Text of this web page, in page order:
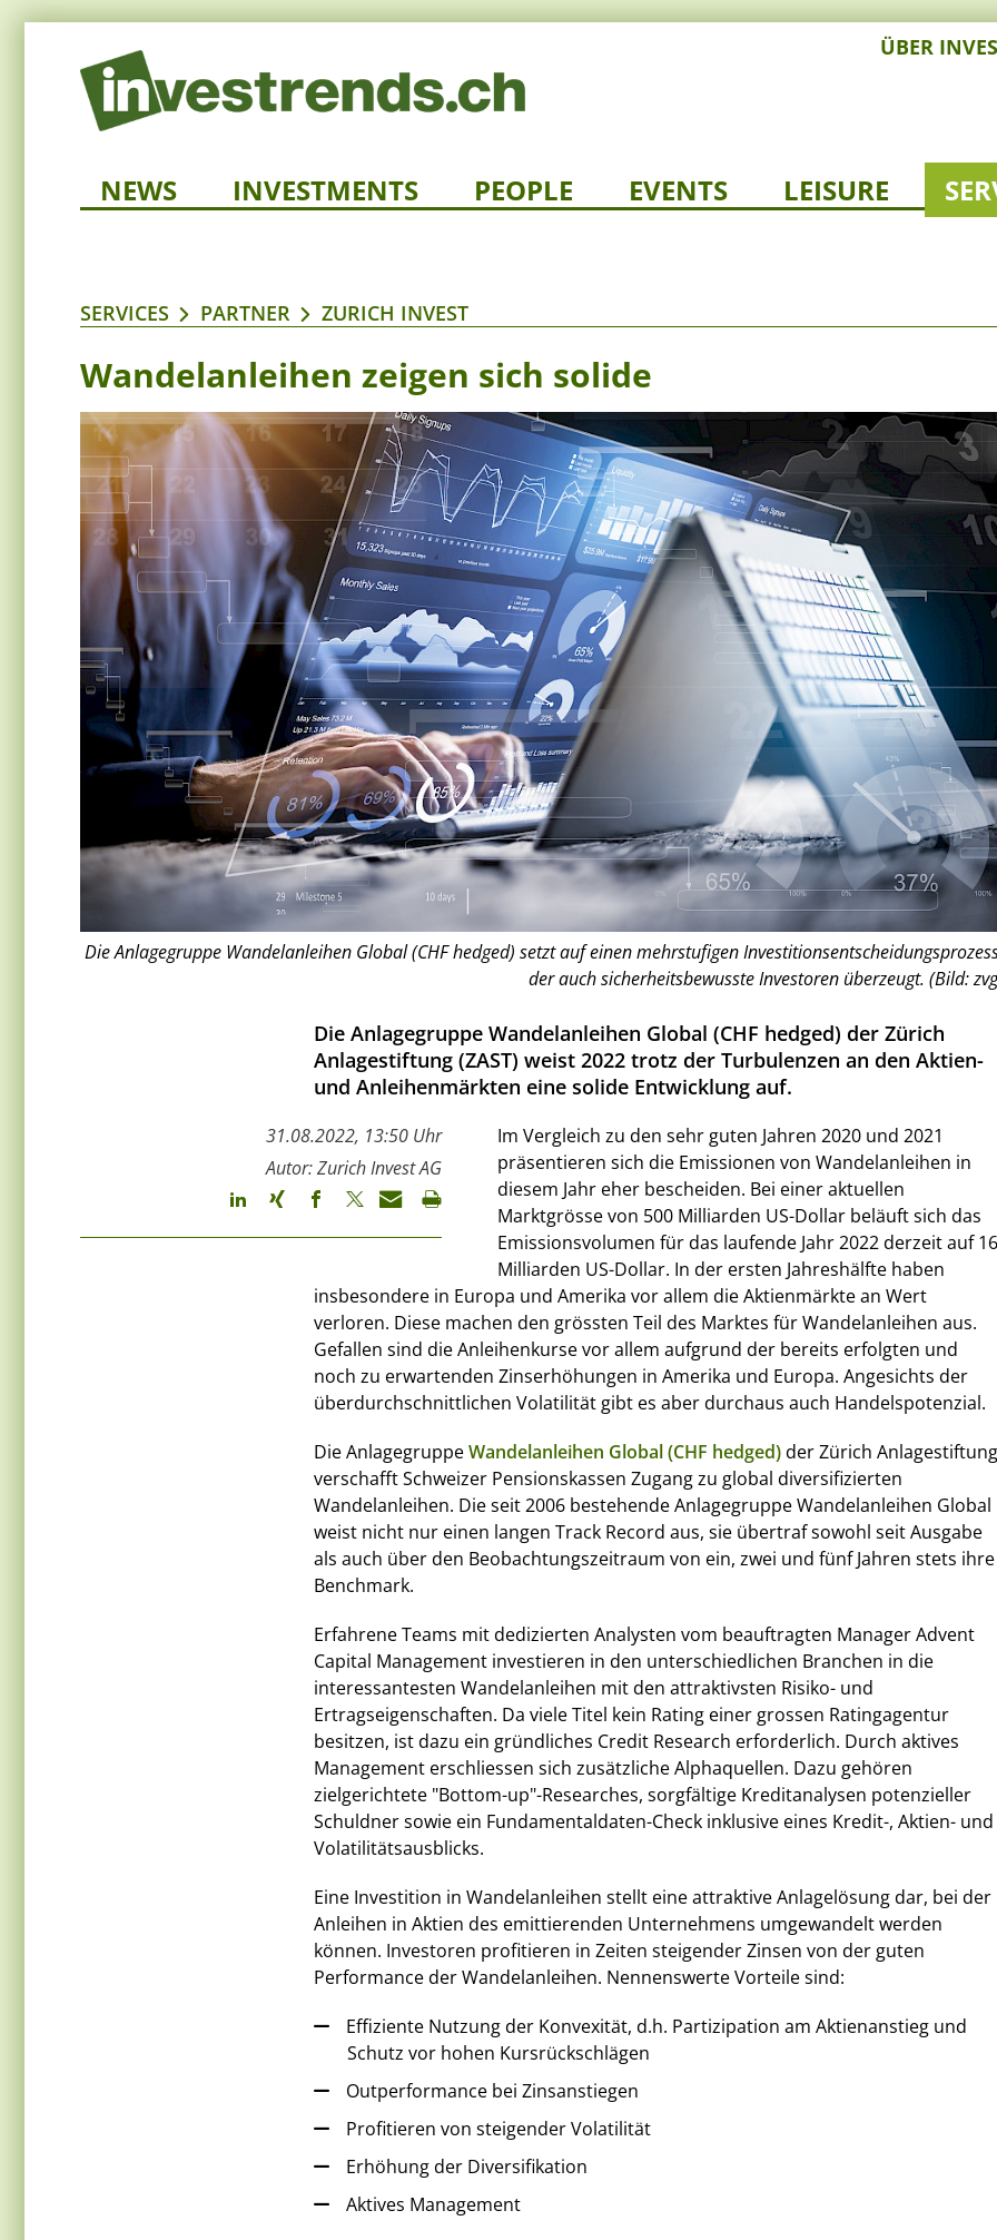
ÜBER
NEWS INVESTMENTS PEOPLE EVENTS LEISURE
SERVICES PARTNER ZURICH INVEST
Wandelanleihen zeigen sich solide
Die Anlagegruppe Wandelanleihen Global (CHF hedged) setzt auf einen mehrstufigen
der auch sicherheitsbewusste Investoren überzeugt. (Bild:
Die Anlagegruppe Wandelanleihen Global (CHF hedged) der Zürich
Anlagestiftung (ZAST) weist 2022 trotz der Turbulenzen an den Aktien-
und Anleihenmärkten eine solide Entwicklung auf.
31.08.2022, 13:50 Uhr
Autor: Zurich Invest AG
Im Vergleich zu den sehr guten Jahren 2020 und 2021
präsentieren sich die Emissionen von Wandelanleihen in
diesem Jahr eher bescheiden. Bei einer aktuellen
Marktgrösse von 500 Milliarden US-Dollar beläuft sich das
Emissionsvolumen für das laufende Jahr 2022 derzeit auf 16
Milliarden US-Dollar. In der ersten Jahreshälfte haben
insbesondere in Europa und Amerika vor allem die Aktienmärkte an Wert
verloren. Diese machen den grössten Teil des Marktes für Wandelanleihen aus.
Gefallen sind die Anleihenkurse vor allem aufgrund der bereits erfolgten und
noch zu erwartenden Zinserhöhungen in Amerika und Europa. Angesichts der
überdurchschnittlichen Volatilität gibt es aber durchaus auch Handelspotenzial.
Die AnlagegruppeWandelanleihen Global (CHF hedged)der Zürich Anlagestiftung
verschafft Schweizer Pensionskassen Zugang zu global diversifizierten
Wandelanleihen. Die seit 2006 bestehende Anlagegruppe Wandelanleihen Global
weist nicht nur einen langen Track Record aus, sie übertraf sowohl seit Ausgabe
als auch über den Beobachtungszeitraum von ein, zwei und fünf Jahren stets ihre
Benchmark.
Erfahrene Teams mit dedizierten Analysten vom beauftragten Manager Advent
Capital Management investieren in den unterschiedlichen Branchen in die
interessantesten Wandelanleihen mit den attraktivsten Risiko- und
Ertragseigenschaften. Da viele Titel kein Rating einer grossen Ratingagentur
besitzen, ist dazu ein gründliches Credit Research erforderlich. Durch aktives
Management erschliessen sich zusätzliche Alphaquellen. Dazu gehören
zielgerichtete "Bottom-up"-Researches, sorgfältige Kreditanalysen potenzieller
Schuldner sowie ein Fundamentaldaten-Check inklusive eines Kredit-, Aktien- und
Volatilitätsausblicks.
Eine Investition in Wandelanleihen stellt eine attraktive Anlagelösung dar, bei der
Anleihen in Aktien des emittierenden Unternehmens umgewandelt werden
können. Investoren profitieren in Zeiten steigender Zinsen von der guten
Performance der Wandelanleihen. Nennenswerte Vorteile sind:
Effiziente Nutzung der Konvexität, d.h. Partizipation am Aktienanstieg und
Schutz vor hohen Kursrückschlägen
Outperformance bei Zinsanstiegen
Profitieren von steigender Volatilität
Erhöhung der Diversifikation
Aktives Management